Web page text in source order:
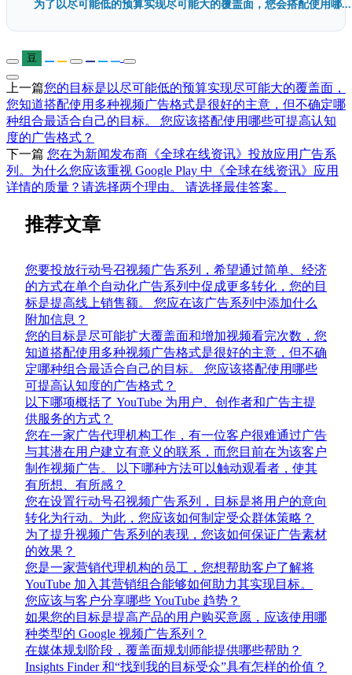
为了以尽可能低的预算实现尽可能大的覆盖面，您会搭配使用哪
豆
上一篇您的目标是以尽可能低的预算实现尽可能大的覆盖面，
您知道搭配使用多种视频广告格式是很好的主意，但不确定哪
种组合最适合自己的目标。 您应该搭配使用哪些可提高认知
度的广告格式？
下一篇 您在为新闻发布商《全球在线资讯》投放应用广告系
列。为什么您应该重视 Google Play 中《全球在线资讯》应用
详情的质量？请选择两个理由。 请选择最佳答案。
推荐文章
您要投放行动号召视频广告系列，希望通过简单、经济
的方式在单个自动化广告系列中促成更多转化，您的目
标是提高线上销售额。 您应在该广告系列中添加什么
附加信息？
您的目标是尽可能扩大覆盖面和增加视频看完次数，您
知道搭配使用多种视频广告格式是很好的主意，但不确
定哪种组合最适合自己的目标。 您应该搭配使用哪些
可提高认知度的广告格式？
以下哪项概括了 YouTube 为用户、创作者和广告主提
供服务的方式？
您在一家广告代理机构工作，有一位客户很难通过广告
与其潜在用户建立有意义的联系，而您目前在为该客户
制作视频广告。 以下哪种方法可以触动观看者，使其
有所想、有所感？
您在设置行动号召视频广告系列，目标是将用户的意向
转化为行动。为此，您应该如何制定受众群体策略？
为了提升视频广告系列的表现，您该如何保证广告素材
的效果？
您是一家营销代理机构的员工，您想帮助客户了解将
YouTube 加入其营销组合能够如何助力其实现目标。
您应该与客户分享哪些 YouTube 趋势？
如果您的目标是提高产品的用户购买意愿，应该使用哪
种类型的 Google 视频广告系列？
在媒体规划阶段，覆盖面规划师能提供哪些帮助？
Insights Finder 和“找到我的目标受众”具有怎样的价值？